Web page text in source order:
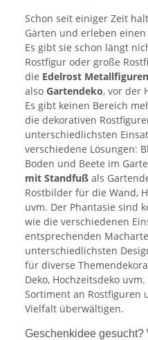
Schon seit einiger Zeit
Gärten und erleben
Es gibt sie schon längt
Rostfigur oder große
die Edelrost Metallfiguren
also Gartendeko, vor der
Es gibt keinen Bereich
die dekorativen
unterschiedlichsten
verschiedene Lösungen:
Boden und Beete im
mit Standfuß als
Rostbilder für die Wand,
uvm. Der Phantasie sind
wie die verschiedenen
entsprechenden
unterschiedlichsten
für diverse
Deko, Hochzeitsdeko
Sortiment an Rostfiguren
Vielfalt überwältigen.
Geschenkidee gesucht?